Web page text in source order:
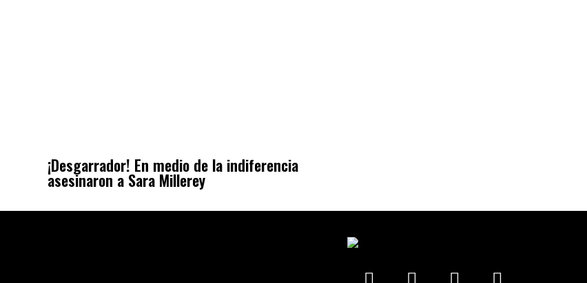
¡Desgarrador! En medio de la indiferencia
asesinaron a Sara Millerey